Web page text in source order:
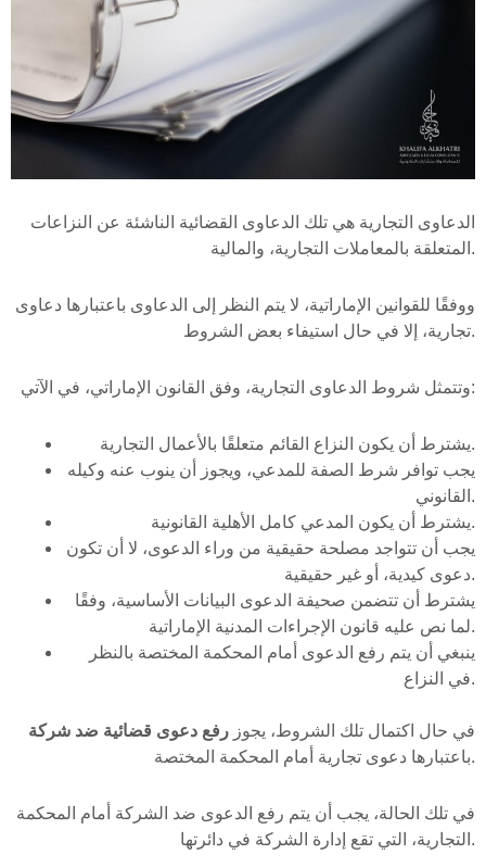
الدعاوى التجارية هي تلك الدعاوى القضائية الناشئة عن النزاعات
المتعلقة بالمعاملات التجارية، والمالية.
ووفقًا للقوانين الإماراتية، لا يتم النظر إلى الدعاوى باعتبارها دعاوى
تجارية، إلا في حال استيفاء بعض الشروط.
وتتمثل شروط الدعاوى التجارية، وفق القانون الإماراتي، في الآتي:
يشترط أن يكون النزاع القائم متعلقًا بالأعمال التجارية.
يجب توافر شرط الصفة للمدعي، ويجوز أن ينوب عنه وكيله
القانوني.
يشترط أن يكون المدعي كامل الأهلية القانونية.
يجب أن تتواجد مصلحة حقيقية من وراء الدعوى، لا أن تكون
دعوى كيدية، أو غير حقيقية.
يشترط أن تتضمن صحيفة الدعوى البيانات الأساسية، وفقًا
لما نص عليه قانون الإجراءات المدنية الإماراتية.
ينبغي أن يتم رفع الدعوى أمام المحكمة المختصة بالنظر
في النزاع.
في حال اكتمال تلك الشروط، يجوز رفع دعوى قضائية ضد شركة
باعتبارها دعوى تجارية أمام المحكمة المختصة.
في تلك الحالة، يجب أن يتم رفع الدعوى ضد الشركة أمام المحكمة
التجارية، التي تقع إدارة الشركة في دائرتها.